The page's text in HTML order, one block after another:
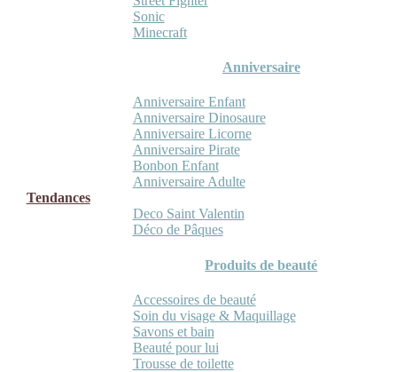
Sonic
Minecraft
Anniversaire
Anniversaire Enfant
Anniversaire Dinosaure
Anniversaire Licorne
Anniversaire Pirate
Bonbon Enfant
Anniversaire Adulte
Tendances
Deco Saint Valentin
Déco de Pâques
Produits de beauté
Accessoires de beauté
Soin du visage & Maquillage
Savons et bain
Beauté pour lui
Trousse de toilette